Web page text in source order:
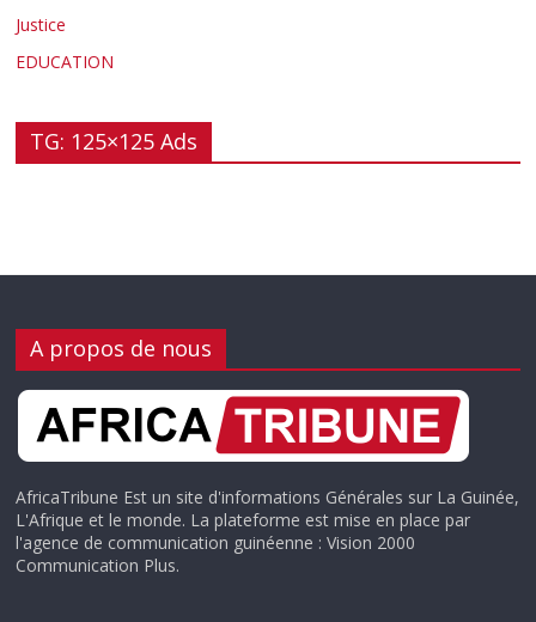
Justice
EDUCATION
TG: 125×125 Ads
A propos de nous
AfricaTribune Est un site d'informations Générales sur La Guinée,
L'Afrique et le monde. La plateforme est mise en place par
l'agence de communication guinéenne : Vision 2000
Communication Plus.